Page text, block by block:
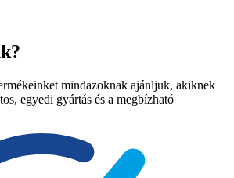
mindazoknak ajánljuk, akiknek
egyedi gyártás és a megbízható